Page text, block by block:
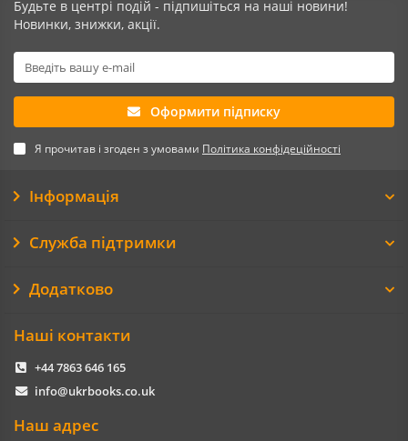
Будьте в центрі подій - підпишіться на наші новини!
Новинки, знижки, акції.
Оформити підписку
Я прочитав і згоден з умовами Політика конфідеційності
Інформація
Служба підтримки
Додатково
Наші контакти
+44 7863 646 165
info@ukrbooks.co.uk
Наш адрес